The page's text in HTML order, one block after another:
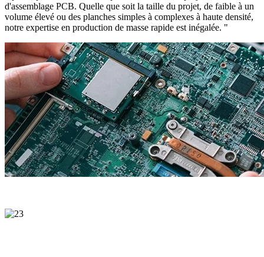
d'assemblage PCB. Quelle que soit la taille du projet, de faible à un
volume élevé ou des planches simples à complexes à haute densité,
notre expertise en production de masse rapide est inégalée. "